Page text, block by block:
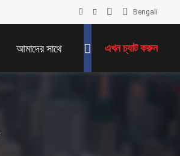
Bengali
আমাদের সাথে এখন চ্যাট করুন